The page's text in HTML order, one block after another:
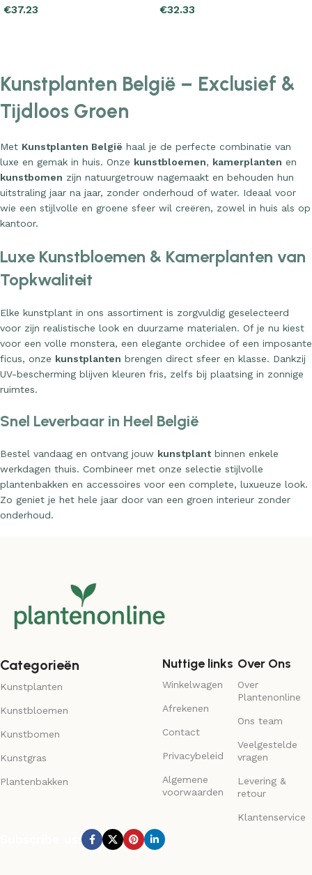
€37.23 €32.33
Kunstplanten België – Exclusief &
Tijdloos Groen
Met Kunstplanten België haal je de perfecte combinatie van
luxe en gemak in huis. Onze kunstbloemen, kamerplanten en
kunstbomen zijn natuurgetrouw nagemaakt en behouden hun
uitstraling jaar na jaar, zonder onderhoud of water. Ideaal voor
wie een stijlvolle en groene sfeer wil creëren, zowel in huis als op
kantoor.
Luxe Kunstbloemen & Kamerplanten van
Topkwaliteit
Elke kunstplant in ons assortiment is zorgvuldig geselecteerd
voor zijn realistische look en duurzame materialen. Of je nu kiest
voor een volle monstera, een elegante orchidee of een imposante
ficus, onze kunstplanten brengen direct sfeer en klasse. Dankzij
UV-bescherming blijven kleuren fris, zelfs bij plaatsing in zonnige
ruimtes.
Snel Leverbaar in Heel België
Bestel vandaag en ontvang jouw kunstplantbinnen enkele
werkdagen thuis. Combineer met onze selectie stijlvolle
plantenbakken en accessoires voor een complete, luxueuze look.
Zo geniet je het hele jaar door van een groen interieur zonder
onderhoud.
Categorieën
Kunstplanten
Kunstbloemen
Kunstbomen
Kunstgras
Plantenbakken
Nuttige links
Winkelwagen
Afrekenen
Contact
Privacybeleid
Algemene
voorwaarden
Over Ons
Over
Plantenonline
Ons team
Veelgestelde
vragen
Levering &
retour
Klantenservice